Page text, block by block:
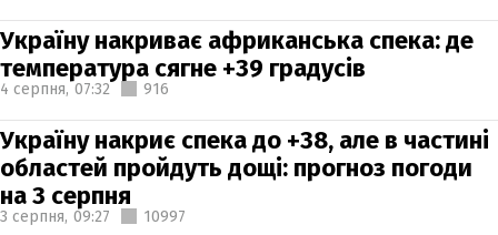
Україну накриває африканська спека: де
температура сягне +39 градусів
4 серпня, 07:32 916
Україну накриє спека до +38, але в частині
областей пройдуть дощі: прогноз погоди
на 3 серпня
3 серпня, 09:27 10997